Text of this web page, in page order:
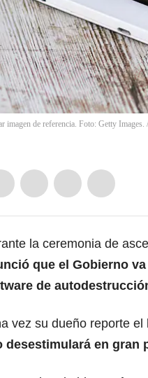
imagen de referencia. Foto: Getty Images. /
la ceremonia de
que el Gobierno
de
vez su dueño reporte
desestimulará en gran